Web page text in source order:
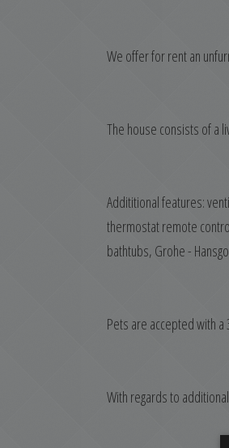
We offer for rent an
The house consists of a
Addititional features:
thermostat remote
bathtubs, Grohe -
Pets are accepted with
With regards to